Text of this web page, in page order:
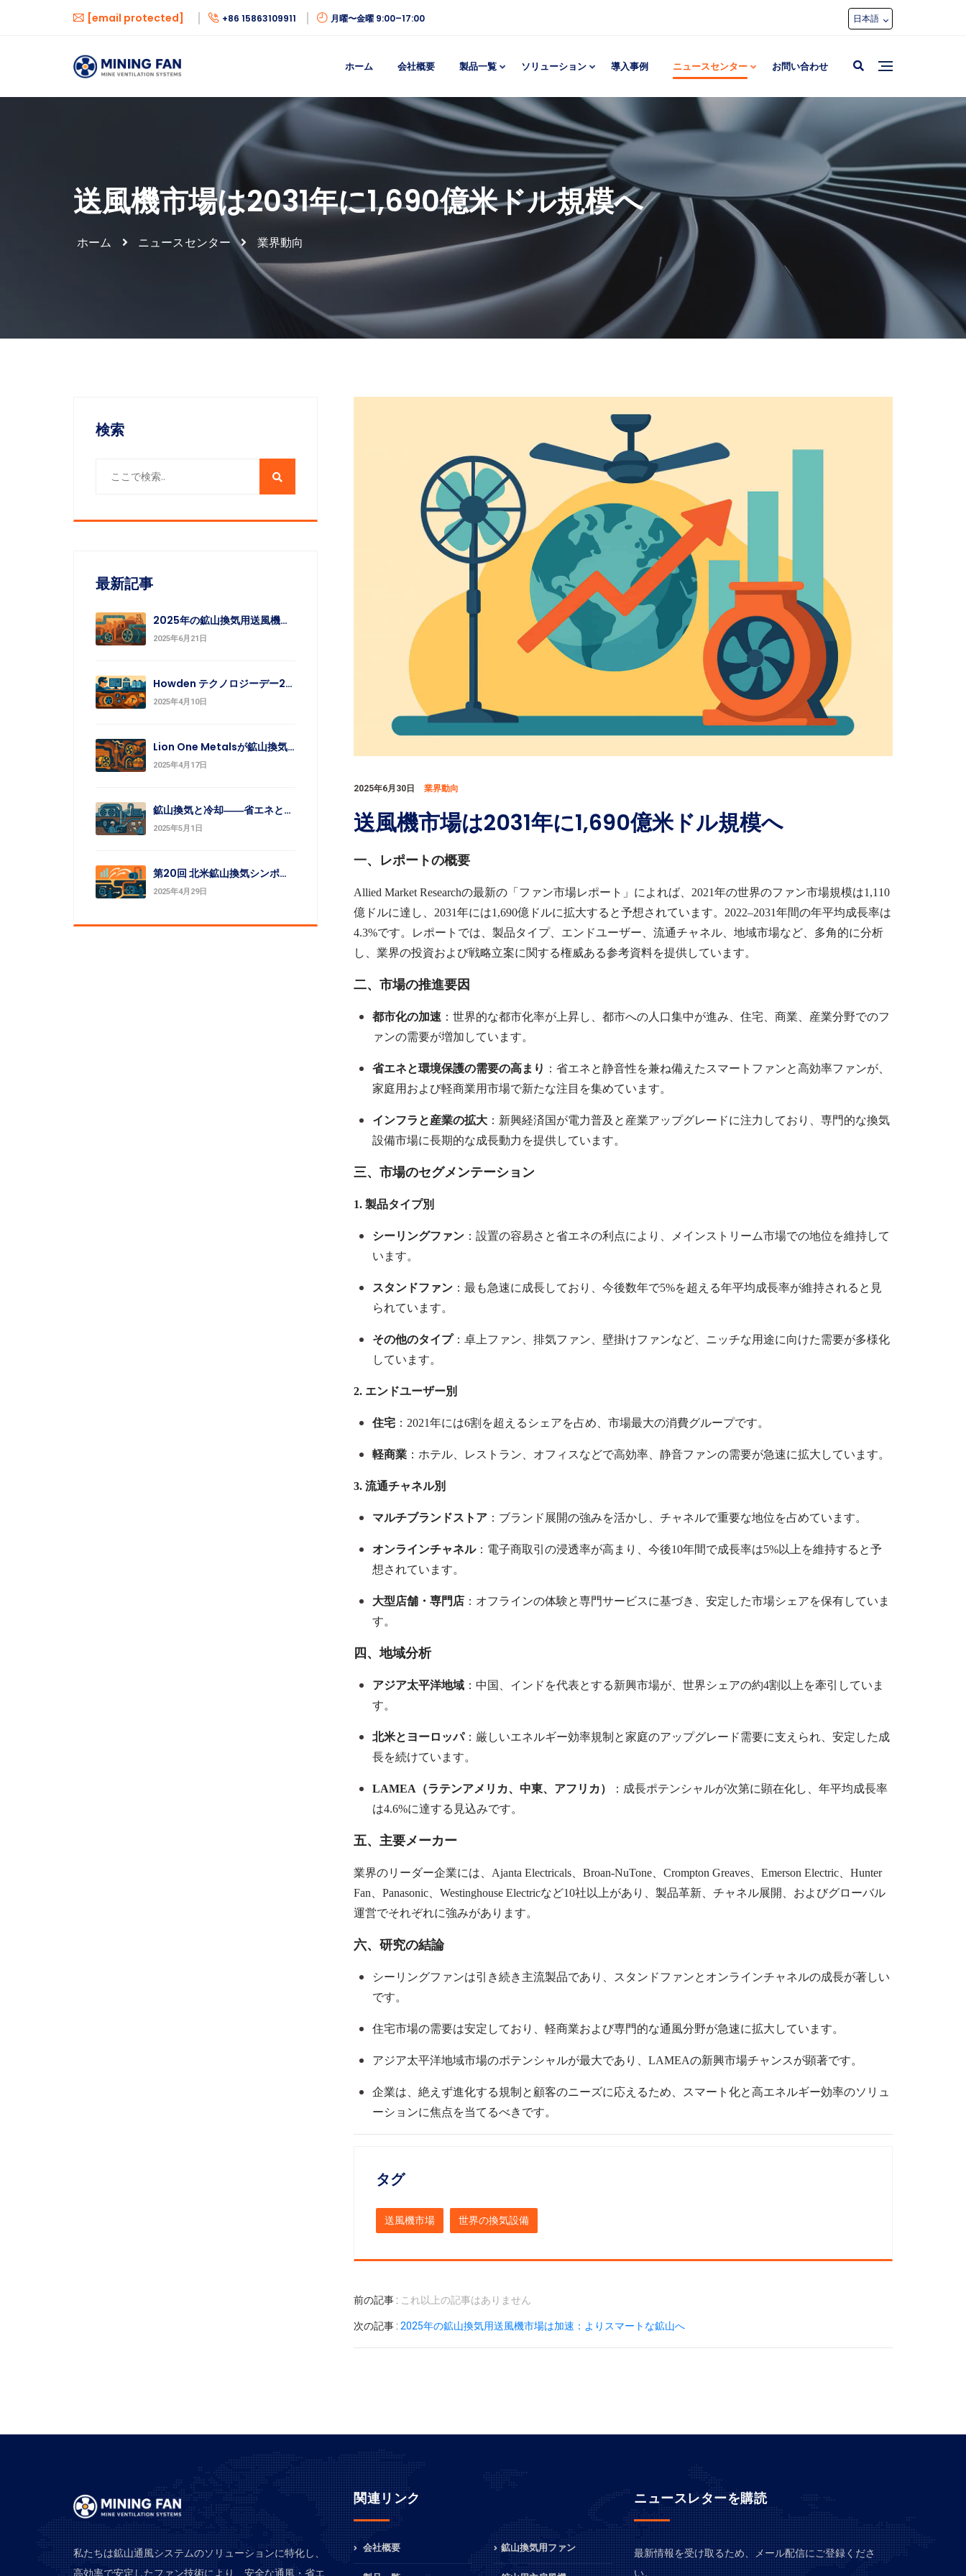
[email protected] +86 15863109911 月曜〜金曜 9:00–17:00 日本語
ホーム 会社概要 製品一覧 ソリューション 導入事例 ニュースセンター お問い合わせ
送風機市場は2031年に1,690億米ドル規模へ
ホーム ニュースセンター 業界動向
検索
最新記事
2025年の鉱山換気用送風機市場は加速：よりスマートな鉱山へ
2025年6月21日
Howden テクノロジーデー2025：鉱業向け革新技術を一挙公開
2025年4月10日
Lion One Metalsが鉱山換気回路を更新、四半期の金生産を報告
2025年4月17日
鉱山換気と冷却――省エネと安全の最適バランス
2025年5月1日
第20回 北米鉱山換気シンポジウム 開催迫る
2025年4月29日
2025年6月30日 業界動向
送風機市場は2031年に1,690億米ドル規模へ
一、レポートの概要
Allied Market Researchの最新の「ファン市場レポート」によれば、 2021年の世界のファン市場規模は1,110
億ドルに達し、 2031年には1,690億ドルに拡大すると予想されています。 2022–2031年間の年平均成長率は
4.3%です。レポートでは、製品タイプ、エンドユーザー、流通チャネル、地域市場など、多角的に分析
し、業界の投資および戦略立案に関する権威ある参考資料を提供しています。
二、市場の推進要因
都市化の加速 ：世界的な都市化率が上昇し、都市への人口集中が進み、住宅、商業、産業分野でのフ
ァンの需要が増加しています。
省エネと環境保護の需要の高まり ：省エネと静音性を兼ね備えたスマートファンと高効率ファンが、
家庭用および軽商業用市場で新たな注目を集めています。
インフラと産業の拡大：新興経済国が電力普及と産業アップグレードに注力しており、専門的な換気
設備市場に長期的な成長動力を提供しています。
三、市場のセグメンテーション
1. 製品タイプ別
シーリングファン：設置の容易さと省エネの利点により、メインストリーム市場での地位を維持して
います。
スタンドファン：最も急速に成長しており、今後数年で5%を超える年平均成長率が維持されると見
られています。
その他のタイプ：卓上ファン、排気ファン、壁掛けファンなど、ニッチな用途に向けた需要が多様化
しています。
2. エンドユーザー別
住宅： 2021年には6割を超えるシェアを占め、市場最大の消費グループです。
軽商業：ホテル、レストラン、オフィスなどで高効率、静音ファンの需要が急速に拡大しています。
3. 流通チャネル別
マルチブランドストア：ブランド展開の強みを活かし、チャネルで重要な地位を占めています。
オンラインチャネル：電子商取引の浸透率が高まり、今後10年間で成長率は5%以上を維持すると予
想されています。
大型店舗・専門店：オフラインの体験と専門サービスに基づき、安定した市場シェアを保有していま
す。
四、地域分析
アジア太平洋地域：中国、インドを代表とする新興市場が、世界シェアの約4割以上を牽引していま
す。
北米とヨーロッパ：厳しいエネルギー効率規制と家庭のアップグレード需要に支えられ、安定した成
長を続けています。
LAMEA （ラテンアメリカ、中東、アフリカ）
：成長ポテンシャルが次第に顕在化し、年平均成長率
は4.6%に達する見込みです。
五、主要メーカー
業界のリーダー企業には、 Ajanta Electricals Broan-NuTone Crompton Greaves Emerson Electric
Hunter
Fan
Panasonic Westinghouse Electricなど10社以上があり、製品革新、チャネル展開、およびグローバル
運営でそれぞれに強みがあります。
六、研究の結論
シーリングファンは引き続き主流製品であり、スタンドファンとオンラインチャネルの成長が著しい
です。
住宅市場の需要は安定しており、軽商業および専門的な通風分野が急速に拡大しています。
アジア太平洋地域市場のポテンシャルが最大であり、 LAMEAの新興市場チャンスが顕著です。
企業は、絶えず進化する規制と顧客のニーズに応えるため、スマート化と高エネルギー効率のソリュ
ーションに焦点を当てるべきです。
タグ
送風機市場 世界の換気設備
前の記事 : これ以上の記事はありません
次の記事 : 2025年の鉱山換気用送風機市場は加速：よりスマートな鉱山へ
私たちは鉱山通風システムのソリューションに特化し、
高効率で安定したファン技術により、安全な通風・省エ
関連リンク
会社概要 鉱山換気用ファン
ニュースレターを購読
最新情報を受け取るため、メール配信にご登録くださ
い。